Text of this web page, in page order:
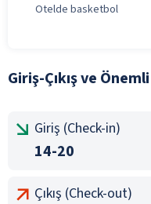
Otelde basketbol
Giriş-Çıkış ve
Giriş (Check-in)
14-20
Çıkış (Check-out)